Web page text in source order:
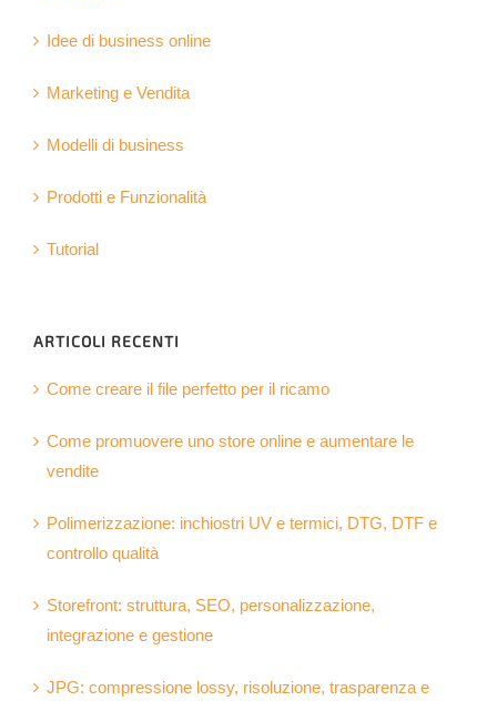
Idee di business online
Marketing e Vendita
Modelli di business
Prodotti e Funzionalità
Tutorial
ARTICOLI RECENTI
Come creare il file perfetto per il ricamo
Come promuovere uno store online e aumentare le
vendite
Polimerizzazione: inchiostri UV e termici, DTG, DTF e
controllo qualità
Storefront: struttura, SEO, personalizzazione,
integrazione e gestione
JPG: compressione lossy, risoluzione, trasparenza e